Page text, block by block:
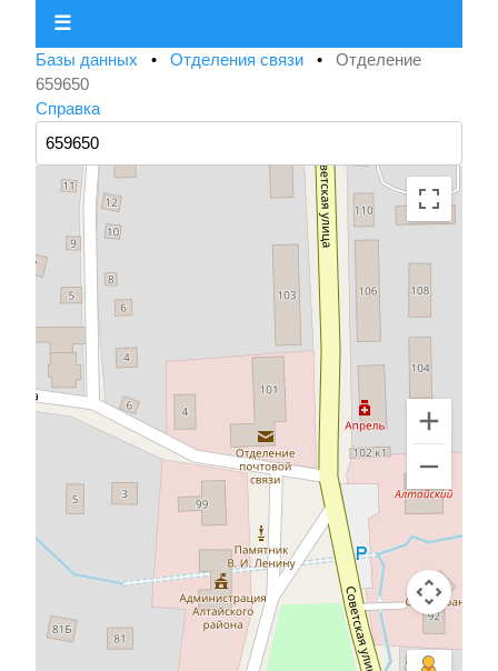
☰
Базы данных • Отделения связи • Отделение
659650
Справка